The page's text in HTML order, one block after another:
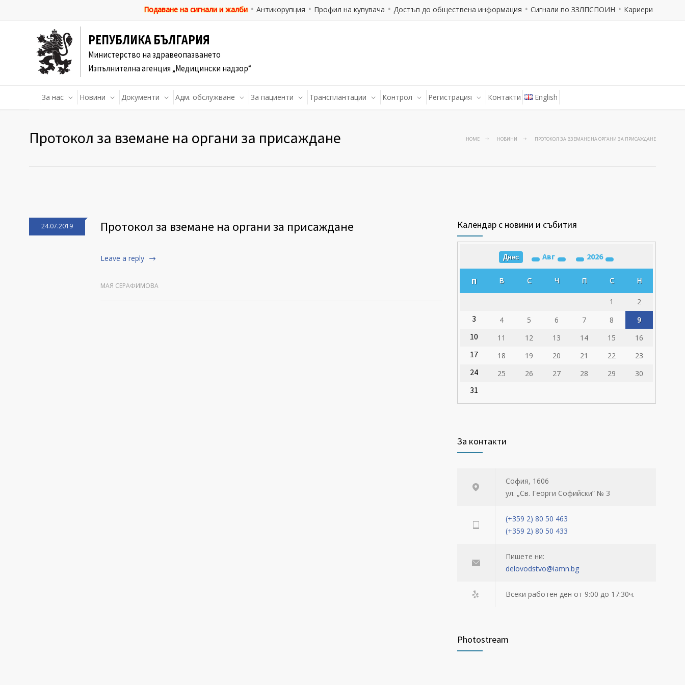
Кариери
Сигнали по ЗЗЛПСПОИН
Достъп до обществена информация
Профил на купувача
Антикорупция
Подаване на сигнали и жалби
РЕПУБЛИКА БЪЛГАРИЯ
Министерство на здравеопазването
Изпълнителна агенция „Медицински надзор“
За нас Новини Документи Адм. обслужване За пациенти Трансплантации Контрол Регистрация Контакти English
Протокол за вземане на органи за присаждане HOME НОВИНИ ПРОТОКОЛ ЗА ВЗЕМАНЕ НА ОРГАНИ ЗА ПРИСАЖДАНЕ
24.07.2019 Протокол за вземане на органи за присаждане
Leave a reply
МАЯ СЕРАФИМОВА
Календар с новини и събития
Днес Авг 2026
П В С Ч П С Н
1 2
3 4 5 6 7 8 9
10 11 12 13 14 15 16
17 18 19 20 21 22 23
24 25 26 27 28 29 30
31
За контакти
София, 1606
ул. „Св. Георги Софийски” № 3
(+359 2) 80 50 463
(+359 2) 80 50 433
Пишете ни:
delovodstvo@iamn.bg
Всеки работен ден от 9:00 до 17:30ч.
Photostream